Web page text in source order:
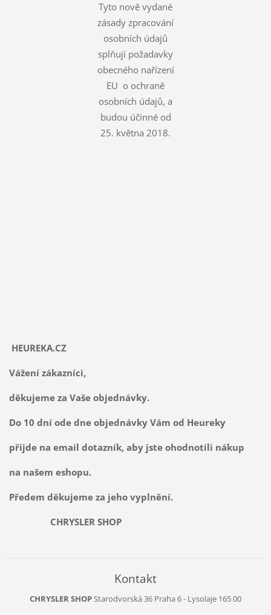
Tyto nově vydané
zásady zpracování
osobních údajů
splňují požadavky
obecného nařízení
EU o ochraně
osobních údajů, a
budou účinné od
25. května 2018.
HEUREKA.CZ
Vážení zákazníci,
děkujeme za Vaše objednávky.
Do 10 dní ode dne objednávky Vám od Heureky
přijde na email dotazník, aby jste ohodnotili nákup
na našem eshopu.
Předem děkujeme za jeho vyplnění.
CHRYSLER SHOP
Kontakt
CHRYSLER SHOPStarodvorská 36 Praha 6 - Lysolaje 165 00